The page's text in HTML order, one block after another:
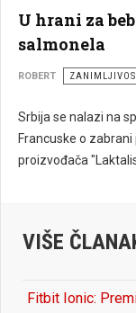
U hrani za
salmonela
ROBERT
Srbija se nalazi na
Francuske o
proizvođača
VIŠE
Fitbit Ionic: